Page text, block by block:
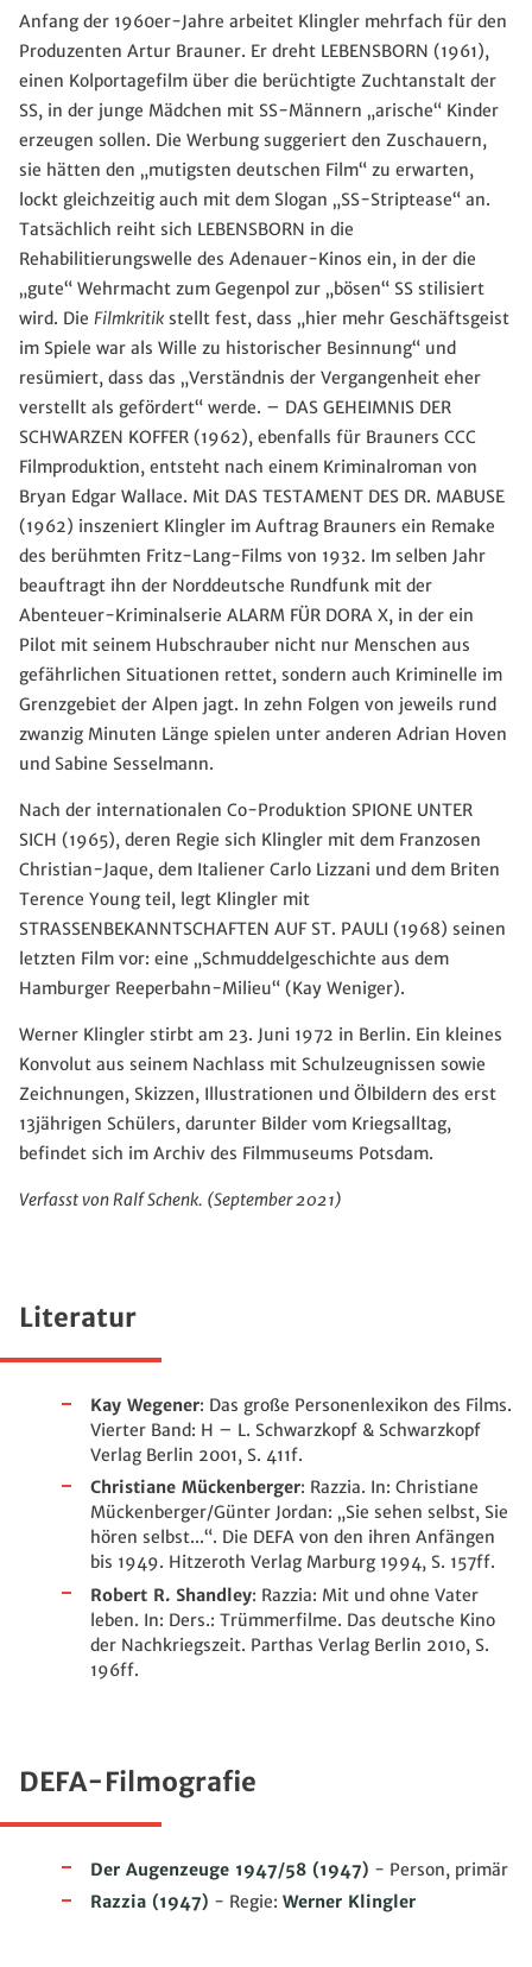
Anfang der 1960er-Jahre arbeitet Klingler mehrfach für den
Produzenten Artur Brauner. Er dreht LEBENSBORN (1961),
einen Kolportagefilm über die berüchtigte Zuchtanstalt der
SS, in der junge Mädchen mit SS-Männern „arische“ Kinder
erzeugen sollen. Die Werbung suggeriert den Zuschauern,
sie hätten den „mutigsten deutschen Film“ zu erwarten,
lockt gleichzeitig auch mit dem Slogan „SS-Striptease“ an.
Tatsächlich reiht sich LEBENSBORN in die
Rehabilitierungswelle des Adenauer-Kinos ein, in der die
„gute“ Wehrmacht zum Gegenpol zur „bösen“ SS stilisiert
wird. Die Filmkritik stellt fest, dass „hier mehr Geschäftsgeist
im Spiele war als Wille zu historischer Besinnung“ und
resümiert, dass das „Verständnis der Vergangenheit eher
verstellt als gefördert“ werde. – DAS GEHEIMNIS DER
SCHWARZEN KOFFER (1962), ebenfalls für Brauners CCC
Filmproduktion, entsteht nach einem Kriminalroman von
Bryan Edgar Wallace. Mit DAS TESTAMENT DES DR. MABUSE
(1962) inszeniert Klingler im Auftrag Brauners ein Remake
des berühmten Fritz-Lang-Films von 1932. Im selben Jahr
beauftragt ihn der Norddeutsche Rundfunk mit der
Abenteuer-Kriminalserie ALARM FÜR DORA X, in der ein
Pilot mit seinem Hubschrauber nicht nur Menschen aus
gefährlichen Situationen rettet, sondern auch Kriminelle im
Grenzgebiet der Alpen jagt. In zehn Folgen von jeweils rund
zwanzig Minuten Länge spielen unter anderen Adrian Hoven
und Sabine Sesselmann.
Nach der internationalen Co-Produktion SPIONE UNTER
SICH (1965), deren Regie sich Klingler mit dem Franzosen
Christian-Jaque, dem Italiener Carlo Lizzani und dem Briten
Terence Young teil, legt Klingler mit
STRASSENBEKANNTSCHAFTEN AUF ST. PAULI (1968) seinen
letzten Film vor: eine „Schmuddelgeschichte aus dem
Hamburger Reeperbahn-Milieu“ (Kay Weniger).
Werner Klingler stirbt am 23. Juni 1972 in Berlin. Ein kleines
Konvolut aus seinem Nachlass mit Schulzeugnissen sowie
Zeichnungen, Skizzen, Illustrationen und Ölbildern des erst
13jährigen Schülers, darunter Bilder vom Kriegsalltag,
befindet sich im Archiv des Filmmuseums Potsdam.
Verfasst von Ralf Schenk. (September 2021)
Literatur
Kay Wegener: Das große Personenlexikon des Films.
Vierter Band: H – L. Schwarzkopf & Schwarzkopf
Verlag Berlin 2001, S. 411f.
Christiane Mückenberger: Razzia. In: Christiane
Mückenberger/Günter Jordan: „Sie sehen selbst, Sie
hören selbst...“. Die DEFA von den ihren Anfängen
bis 1949. Hitzeroth Verlag Marburg 1994, S. 157ff.
Robert R. Shandley: Razzia: Mit und ohne Vater
leben. In: Ders.: Trümmerfilme. Das deutsche Kino
der Nachkriegszeit. Parthas Verlag Berlin 2010, S.
196ff.
DEFA-Filmografie
Der Augenzeuge 1947/58 (1947) - Person, primär
Razzia (1947) - Regie: Werner Klingler